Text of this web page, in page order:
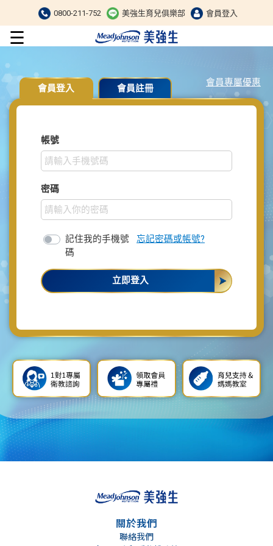
0800-211-752 美強生育兒俱樂部 會員登入
☰
會員專屬優惠
會員登入 會員註冊
帳號
密碼
記住我的手機號
碼
忘記密碼或帳號?
立即登入
關於我們
聯絡我們